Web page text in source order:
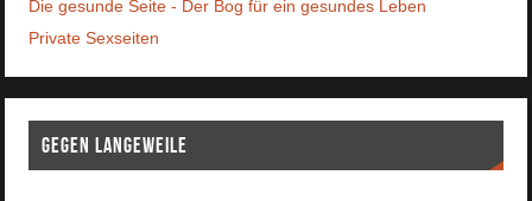
Die gesunde Seite - Der Bog für ein gesundes Leben
Private Sexseiten
Gegen Langeweile